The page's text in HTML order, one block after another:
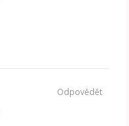
Odpovědět